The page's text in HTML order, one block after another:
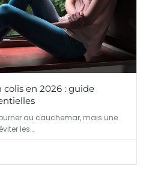
en 2026 : guide
au cauchemar, mais une
les…